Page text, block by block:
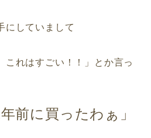
にしていまして
れはすごい！！」とか言っ
前に買ったわぁ」